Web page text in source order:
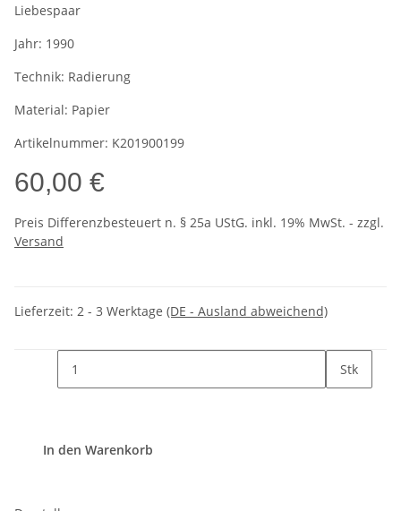
Liebespaar
Jahr: 1990
Technik: Radierung
Material: Papier
Artikelnummer: K201900199
60,00 €
Preis Differenzbesteuert n. § 25a UStG. inkl. 19% MwSt. - zzgl.
Versand
Lieferzeit: 2 - 3 Werktage (DE - Ausland abweichend)
Stk
In den Warenkorb